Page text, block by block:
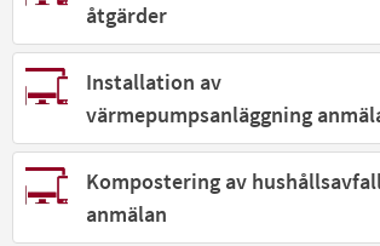
åtgärder
Installation av
värmepumpsanläggning
Kompostering av
anmälan